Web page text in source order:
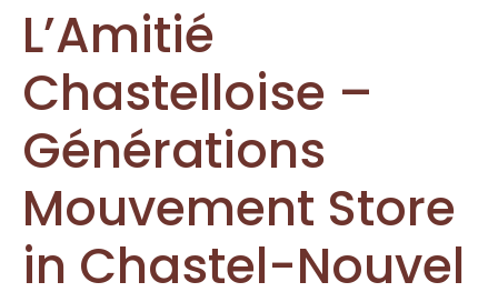
L’Amitié
Chastelloise –
Générations
Mouvement Store
in Chastel-Nouvel